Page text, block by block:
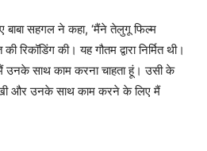
बाबा सहगल ने कहा, ‘मैंने तेलुगू फिल्म
रिकॉडिंग की। यह गौतम द्वारा निर्मित थी।
उनके साथ काम करना चाहता हूं। उसी के
और उनके साथ काम करने के लिए मैं